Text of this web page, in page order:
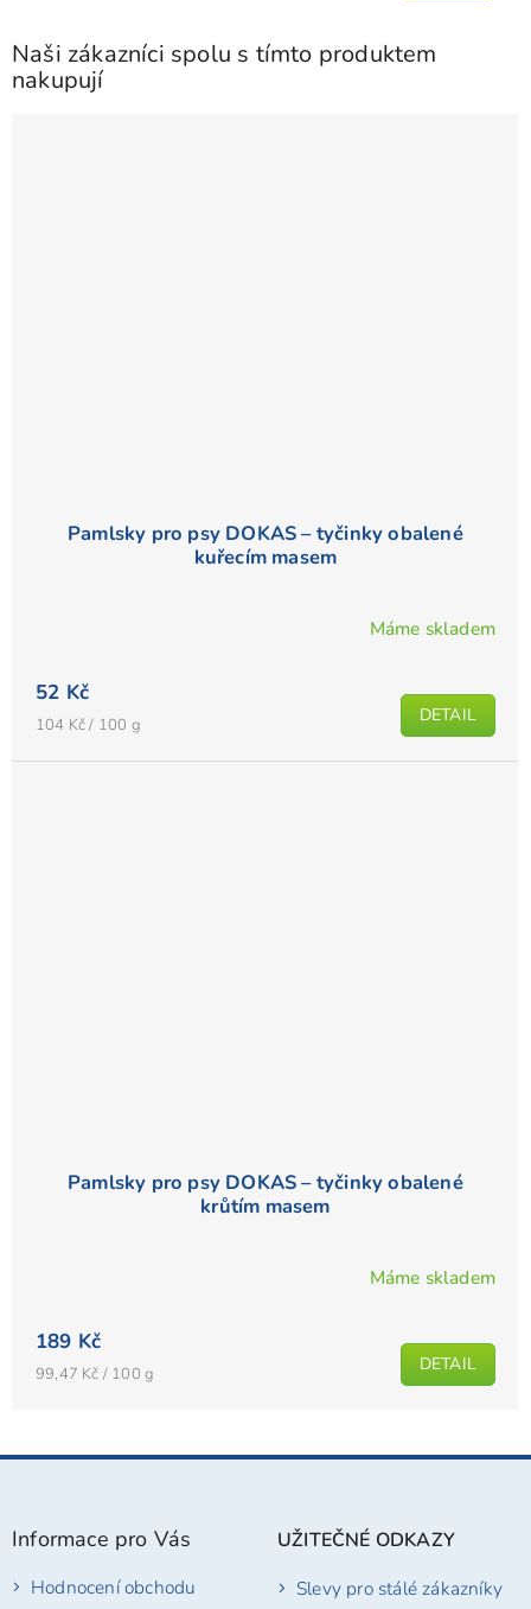
Naši zákazníci spolu s tímto produktem
nakupují
Pamlsky pro psy DOKAS – tyčinky obalené
kuřecím masem
Máme skladem
52 Kč
Měrná
104 Kč / 100 g DETAIL
Pamlsky pro psy DOKAS – tyčinky obalené
krůtím masem
Máme skladem
189 Kč
Měrná
99,47 Kč / 100 g DETAIL
Z
Informace pro Vás
Hodnocení obchodu
UŽITEČNÉ ODKAZY
Slevy pro stálé zákazníky